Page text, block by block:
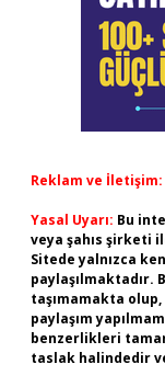
Reklam ve İletişim:
Yasal Uyarı: Bu
veya şahıs şirketi
Sitede yalnızca
taşımamakta
paylaşım
benzerlikleri
taslak halindedir